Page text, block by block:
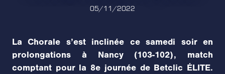
05/11/2022
La Chorale s’est inclinée ce samedi soir en
prolongations à Nancy (103-102), match
comptant pour la 8e journée de Betclic ÉLITE.